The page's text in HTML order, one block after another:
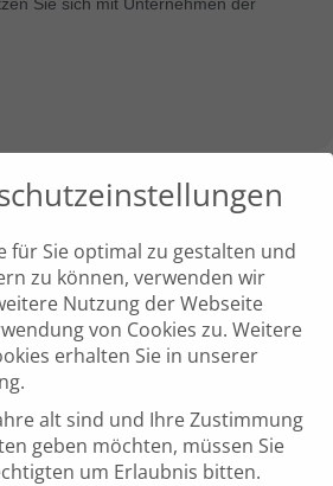
Sie sich mit Unternehmen der
Landkreis Böblingen
Böblingen
für Sie optimal zu gestalten und
zu können, verwenden wir
Nutzung der Webseite
von Cookies zu. Weitere
erhalten Sie in unserer
alt sind und Ihre Zustimmung
geben möchten, müssen Sie
um Erlaubnis bitten.